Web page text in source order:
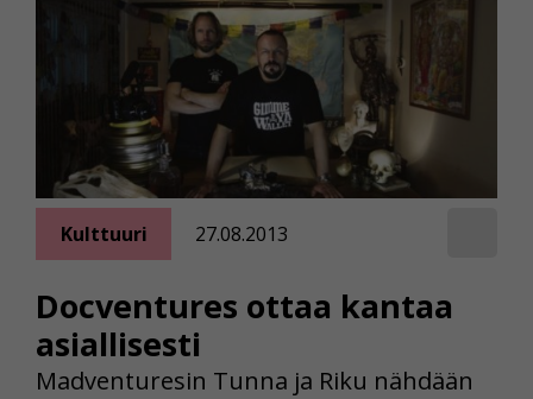
Docventures ottaa kantaa
asiallisesti
Kulttuuri 27.08.2013
Madventuresin Tunna ja Riku nähdään